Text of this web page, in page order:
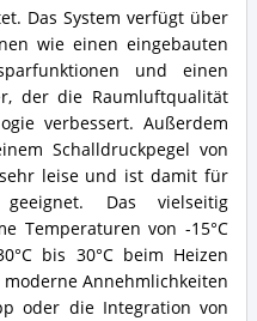
Das System verfügt über
wie einen eingebauten
und einen
der die Raumluftqualität
verbessert. Außerdem
Schalldruckpegel von
leise und ist damit für
geeignet. Das vielseitig
Temperaturen von -15°C
bis 30°C beim Heizen
Annehmlichkeiten
oder die Integration von